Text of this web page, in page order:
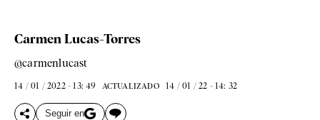
Carmen Lucas-Torres
@carmenlucast
14 / 01 / 2022 - 13: 49 ACTUALIZADO 14 / 01 / 22 - 14: 32
Seguir en